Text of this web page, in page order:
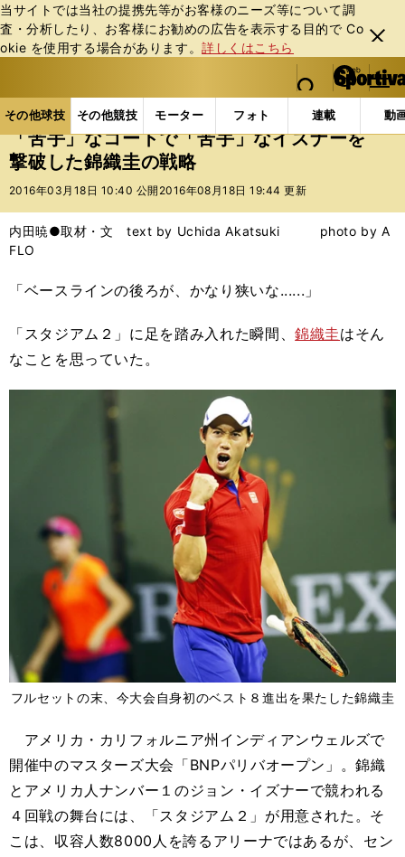
当サイトでは当社の提携先等がお客様のニーズ等について調
査・分析したり、お客様にお勧めの広告を表⽰する⽬的で Co
okie を使⽤する場合があります。詳しくはこちら
閉じ
る
web Sportiva (webスポルティーバ)
検索
マイペ
ー
ジ
メニュ
その他球技 その他競技 モーター フォト 連載 動
ス
ポ
ル
バ
その他球技の記事一覧 テニス 「苦手」なコートで
「苦手」なコートで「苦手」なイズナーを
撃破した錦織圭の戦略
2016年03月18日 10:40 公開 2016年08月18日 19:44 更新
内田暁●取材・文 text by Uchida Akatsuki photo by A
FLO
「ベースラインの後ろが、かなり狭いな......」
「スタジアム２」に足を踏み入れた瞬間、錦織圭はそん
なことを思っていた。
フルセットの末、今大会自身初のベスト８進出を果たした錦織圭
アメリカ・カリフォルニア州インディアンウェルズで
開催中のマスターズ大会「BNPパリバオープン」。錦織
とアメリカ人ナンバー１のジョン・イズナーで競われる
４回戦の舞台には、「スタジアム２」が用意された。そ
こは、収容人数8000人を誇るアリーナではあるが、セン